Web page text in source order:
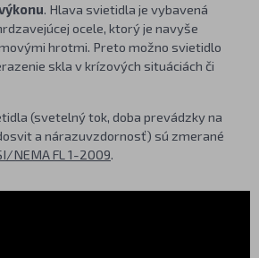
. Hlava svietidla je vybavená
ocele, ktorý je navyše
hrotmi. Preto možno svietidlo
skla v krízových situáciách či
(svetelný tok, doba prevádzky na
a nárazuvzdornosť) sú zmerané
NEMA FL 1-2009.